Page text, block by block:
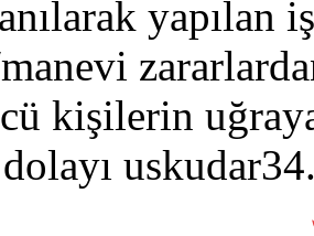
yapılan
kişilerin
dolayı